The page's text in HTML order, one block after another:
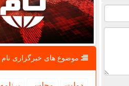
موضوع های خبرگزاری نام